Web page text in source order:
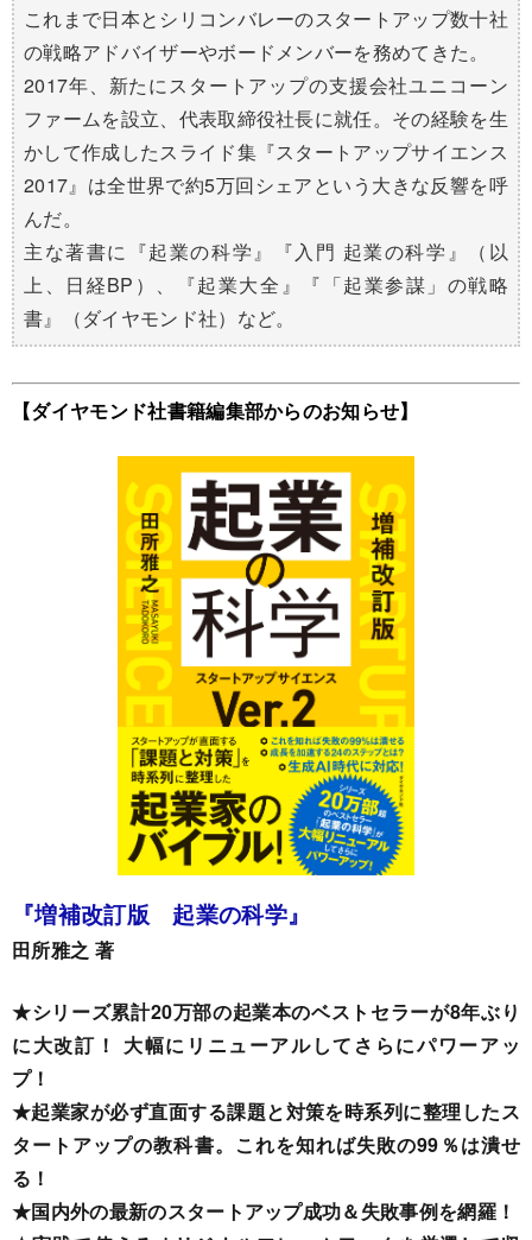
これまで日本とシリコンバレーのスタートアップ数十社
の戦略アドバイザーやボードメンバーを務めてきた。
2017年、新たにスタートアップの支援会社ユニコーン
ファームを設立、代表取締役社長に就任。その経験を生
かして作成したスライド集『スタートアップサイエンス
2017』は全世界で約5万回シェアという大きな反響を呼
んだ。
主な著書に『起業の科学』『入門 起業の科学』（以
上、日経BP）、『起業大全』『「起業参謀」の戦略
書』（ダイヤモンド社）など。
【ダイヤモンド社書籍編集部からのお知らせ】
『増補改訂版 起業の科学』
田所雅之 著
★シリーズ累計20万部の起業本のベストセラーが8年ぶり
に大改訂！ 大幅にリニューアルしてさらにパワーアッ
プ！
★起業家が必ず直面する課題と対策を時系列に整理したス
タートアップの教科書。これを知れば失敗の99％は潰せ
る！
★国内外の最新のスタートアップ成功＆失敗事例を網羅！